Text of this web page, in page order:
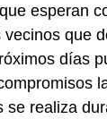
esperan
que
días
se realiza